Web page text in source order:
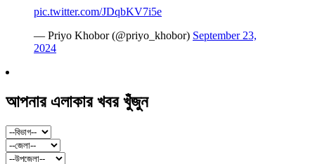
pic.twitter.com/JDqbKV7i5e
— Priyo Khobor (@priyo_khobor) September 23,
2024
আপনার এলাকার খবর খুঁজুন